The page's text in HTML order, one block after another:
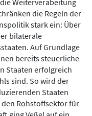
Weiterverabeitung
die Regeln der
stark ein: Über
bilaterale
Auf Grundlage
bereits steuerliche
Staaten erfolgreich
sind. So wird der
Staaten
Rohstoffsektor für